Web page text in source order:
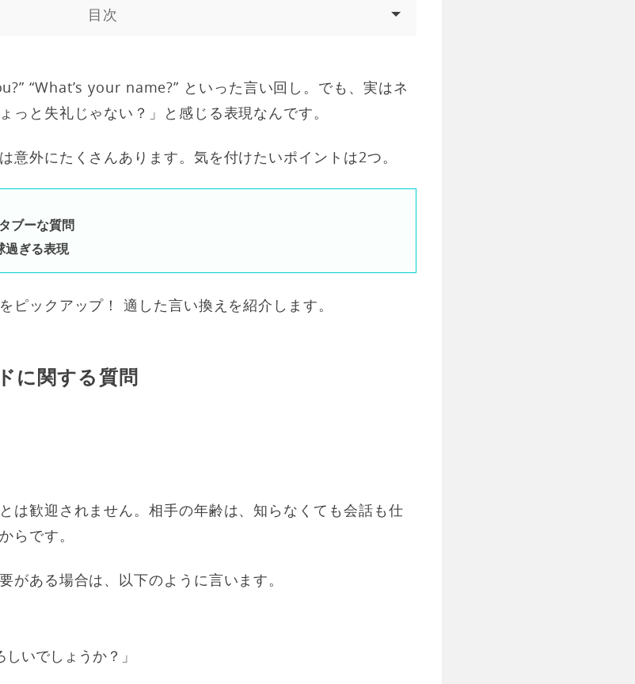
目次
“What’s your name?” といった言い回し。でも、実はネ
っと失礼じゃない？」と感じる表現なんです。
意外にたくさんあります。気を付けたいポイントは2つ。
ブーな質問
過ぎる表現
ピックアップ！ 適した言い換えを紹介します。
に関する質問
は歓迎されません。相手の年齢は、知らなくても会話も仕
らです。
がある場合は、以下のように言います。
しいでしょうか？」